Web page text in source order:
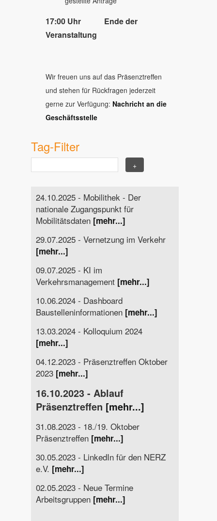
17:00 Uhr Ende der
Veranstaltung
Wir freuen uns auf das Präsenztreffen
und stehen für Rückfragen jederzeit
gerne zur Verfügung: Nachricht an die
Geschäftsstelle
Tag-Filter
24.10.2025 - Mobilithek - Der
nationale Zugangspunkt für
Mobilitätsdaten [mehr...]
29.07.2025 - Vernetzung im Verkehr
[mehr...]
09.07.2025 - KI im
Verkehrsmanagement [mehr...]
10.06.2024 - Dashboard
Baustelleninformationen [mehr...]
13.03.2024 - Kolloquium 2024
[mehr...]
04.12.2023 - Präsenztreffen Oktober
2023 [mehr...]
16.10.2023 - Ablauf
Präsenztreffen [mehr...]
31.08.2023 - 18./19. Oktober
Präsenztreffen [mehr...]
30.05.2023 - LinkedIn für den NERZ
e.V. [mehr...]
02.05.2023 - Neue Termine
Arbeitsgruppen [mehr...]